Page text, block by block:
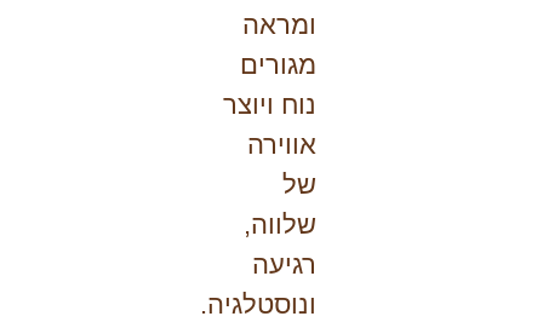
ומראה
מגורים
נוח ויוצר
אווירה
של
שלווה,
רגיעה
ונוסטלגיה.